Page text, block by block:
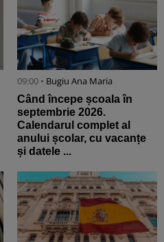
09:00 • Bugiu ⁠Ana Maria
Când începe școala în
septembrie 2026.
Calendarul complet al
anului școlar, cu vacanțe
și datele ...